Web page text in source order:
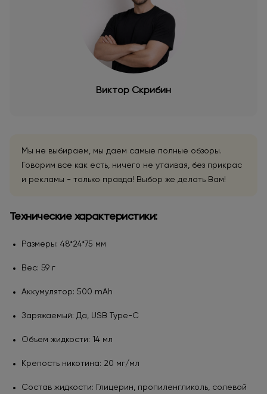
Мы не выбираем, мы даем самые полные обзоры.
Говорим все как есть, ничего не утаивая, без прикрас
и рекламы - только правда! Выбор же делать Вам!
Технические характеристики:
Размеры: 48*24*75 мм
Вес: 59 г
Аккумулятор: 500 mAh
Заряжаемый: Да, USB Type-C
Объем жидкости: 14 мл
Крепость никотина: 20 мг/мл
Состав жидкости: Глицерин, пропиленгликоль, солевой
Виктор Скрибин